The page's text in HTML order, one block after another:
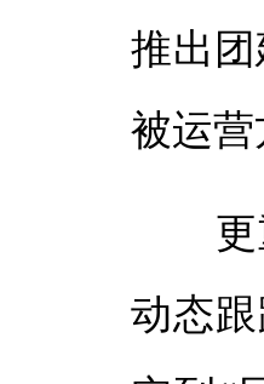
推出
被运
更重
动态